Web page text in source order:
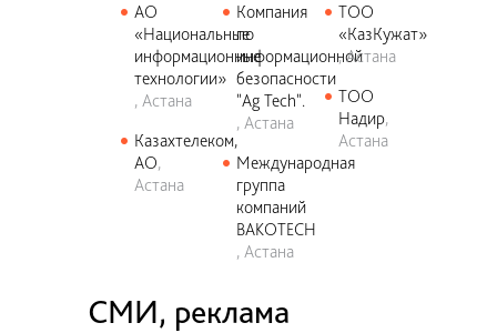
АО
«Национальные
информационные
технологии»
Астана
Казахтелеком,
АО
Астана
Компания
по
информационной
безопасности
"Ag Tech".
Астана
Международная
группа
компаний
BAKOTECH
Астана
ТОО
«КазКужат»
Астана
ТОО
Надир
Астана
СМИ, реклама